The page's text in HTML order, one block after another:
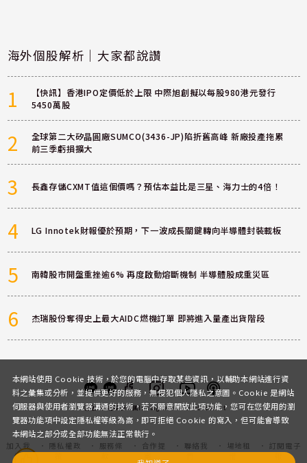
海外個股解析｜大家都說讚
1
【快訊】香港IPO定價低於上限 中際旭創擬以每股980港元發行
5450萬股
2
全球第二大矽晶圓廠SUMCO(3436-JP)陷折舊高峰 新廠投產拖累
前三季虧損擴大
3 長鑫存儲CXMT值這個價嗎？預估本益比是三星、海力士的4倍！
4 LG Innotek財報優於預期，下一波成長關鍵轉向半導體封裝載板
5 南韓股市開盤重挫逾6% 再度啟動熔斷機制 半導體股成重災區
6 杰瑞股份奪得史上最大AIDC燃機訂單 即將進入量產出貨階段
客服 討論區粉絲團InstagramYoutubePodcast
加入我
們
隱私權政
服務條
合作提
聯絡我
場地租
訂閱電子
本網站使用 Cookie 技術，於您的電腦中存取某些資訊，以輔助本網站進行資
料之彙集或分析，並提供更好的服務，無侵犯個人隱私之意圖。Cookie 是網站
伺服器與使用者瀏覽器溝通的技術，若不願意開放此項功能，您可在您使用的瀏
覽器功能項中設定隱私權等級為高，即可拒絕 Cookie 的寫入，但可能會導致
本網站之部分或全部功能無法正常執行。